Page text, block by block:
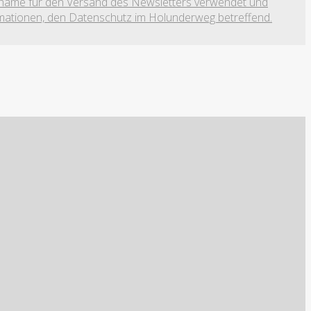
den Datenschutz im Holunderweg betreffend.